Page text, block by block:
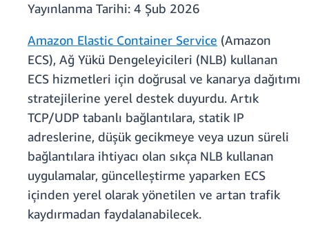
Yayınlanma Tarihi: 4 Şub 2026
Amazon Elastic Container Service (Amazon
ECS), Ağ Yükü Dengeleyicileri (NLB) kullanan
ECS hizmetleri için doğrusal ve kanarya dağıtımı
stratejilerine yerel destek duyurdu. Artık
TCP/UDP tabanlı bağlantılara, statik IP
adreslerine, düşük gecikmeye veya uzun süreli
bağlantılara ihtiyacı olan sıkça NLB kullanan
uygulamalar, güncelleştirme yaparken ECS
içinden yerel olarak yönetilen ve artan trafik
kaydırmadan faydalanabilecek.